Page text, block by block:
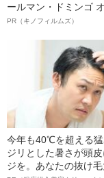
ールマン・ドミンゴ
ルインタビュー“観客
語る”《日本興収70億
PR（キノフィルムズ）
今年も40℃を超える猛
ジリとした暑さが頭
ジを。あなたの抜け